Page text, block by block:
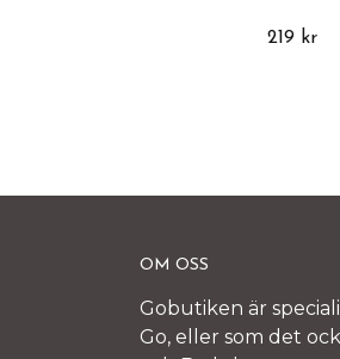
219 kr
OM OSS
Gobutiken är
Go, eller som det